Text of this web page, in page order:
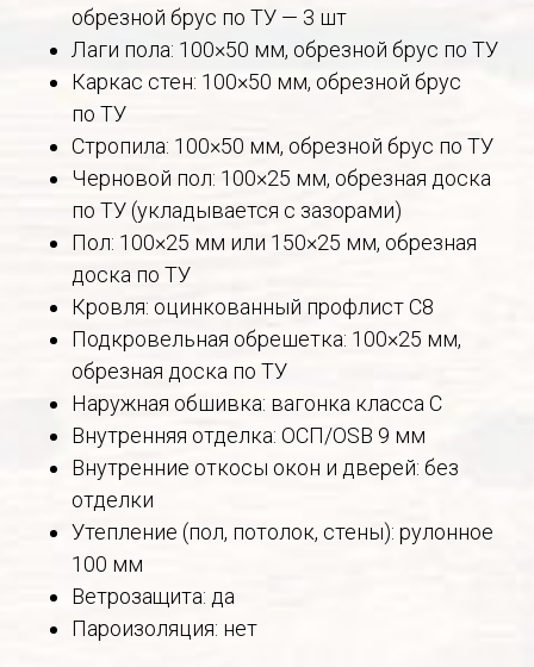
обрезной брус по ТУ — 3 шт
Лаги пола: 100×50 мм, обрезной брус по ТУ
Каркас стен: 100×50 мм, обрезной брус
по ТУ
Стропила: 100×50 мм, обрезной брус по ТУ
Черновой пол: 100×25 мм, обрезная доска
по ТУ (укладывается с зазорами)
Пол: 100×25 мм или 150×25 мм, обрезная
доска по ТУ
Кровля: оцинкованный профлист С8
Подкровельная обрешетка: 100×25 мм,
обрезная доска по ТУ
Наружная обшивка: вагонка класса С
Внутренняя отделка: ОСП/OSB 9 мм
Внутренние откосы окон и дверей: без
отделки
Утепление (пол, потолок, стены): рулонное
100 мм
Ветрозащита: да
Пароизоляция: нет